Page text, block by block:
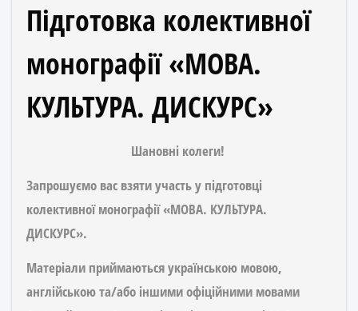
Підготовка колективної
монографії «МОВА.
КУЛЬТУРА. ДИСКУРС»
Шановні колеги!
Запрошуємо вас взяти участь у підготовці
колективної монографії«МОВА. КУЛЬТУРА.
ДИСКУРС».
Матеріали приймаються українською мовою,
англійською та/або іншими офіційними мовами